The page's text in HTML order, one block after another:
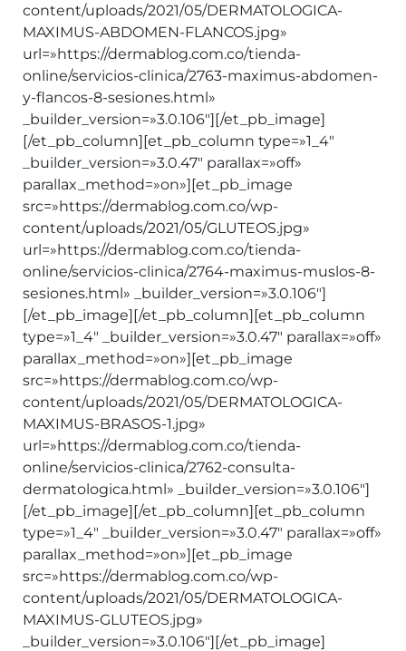
content/uploads/2021/05/DERMATOLOGICA-
MAXIMUS-ABDOMEN-FLANCOS.jpg»
url=»https://dermablog.com.co/tienda-
online/servicios-clinica/2763-maximus-abdomen-
y-flancos-8-sesiones.html»
_builder_version=»3.0.106″][/et_pb_image]
[/et_pb_column][et_pb_column type=»1_4″
_builder_version=»3.0.47″ parallax=»off»
parallax_method=»on»][et_pb_image
src=»https://dermablog.com.co/wp-
content/uploads/2021/05/GLUTEOS.jpg»
url=»https://dermablog.com.co/tienda-
online/servicios-clinica/2764-maximus-muslos-8-
sesiones.html» _builder_version=»3.0.106″]
[/et_pb_image][/et_pb_column][et_pb_column
type=»1_4″ _builder_version=»3.0.47″ parallax=»off»
parallax_method=»on»][et_pb_image
src=»https://dermablog.com.co/wp-
content/uploads/2021/05/DERMATOLOGICA-
MAXIMUS-BRASOS-1.jpg»
url=»https://dermablog.com.co/tienda-
online/servicios-clinica/2762-consulta-
dermatologica.html» _builder_version=»3.0.106″]
[/et_pb_image][/et_pb_column][et_pb_column
type=»1_4″ _builder_version=»3.0.47″ parallax=»off»
parallax_method=»on»][et_pb_image
src=»https://dermablog.com.co/wp-
content/uploads/2021/05/DERMATOLOGICA-
MAXIMUS-GLUTEOS.jpg»
_builder_version=»3.0.106″][/et_pb_image]